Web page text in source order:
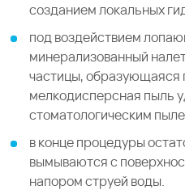
созданием локальных
под воздействием
минерализованный
частицы, образующаяся
мелкодисперсная пыль
стоматологическим
в конце процедуры
вымываются с
напором струей воды.